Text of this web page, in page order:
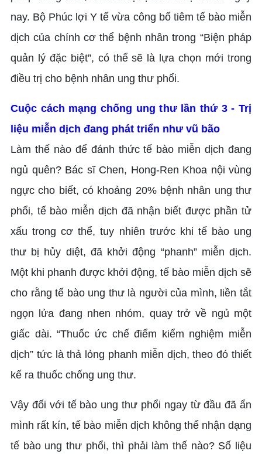
nay. Bộ Phúc lợi Y tế vừa công bố tiêm tế bào miễn
dịch của chính cơ thể bệnh nhân trong “Biện pháp
quản lý đặc biệt”, có thể sẽ là lựa chọn mới trong
điều trị cho bệnh nhân ung thư phổi.
Cuộc cách mạng chống ung thư lần thứ 3 - Trị
liệu miễn dịch đang phát triển như vũ bão
Làm thế nào để đánh thức tế bào miễn dịch đang
ngủ quên? Bác sĩ Chen, Hong-Ren Khoa nội vùng
ngực cho biết, có khoảng 20% bệnh nhân ung thư
phổi, tế bào miễn dịch đã nhận biết được phần tử
xấu trong cơ thể, tuy nhiên trước khi tế bào ung
thư bị hủy diệt, đã khởi động “phanh” miễn dịch.
Một khi phanh được khởi động, tế bào miễn dịch sẽ
cho rằng tế bào ung thư là người của mình, liền tắt
ngọn lửa đang nhen nhóm, quay trở về ngủ một
giấc dài. “Thuốc ức chế điểm kiểm nghiệm miễn
dịch” tức là thả lỏng phanh miễn dịch, theo đó thiết
kế ra thuốc chống ung thư.
Vậy đối với tế bào ung thư phổi ngay từ đầu đã ẩn
mình rất kín, tế bào miễn dịch không thể nhận dạng
tế bào ung thư phổi, thì phải làm thế nào? Số liệu